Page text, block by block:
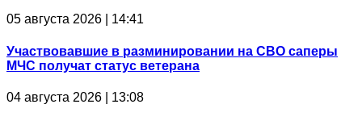
05 августа 2026 | 14:41
Участвовавшие в разминировании на СВО саперы
МЧС получат статус ветерана
04 августа 2026 | 13:08